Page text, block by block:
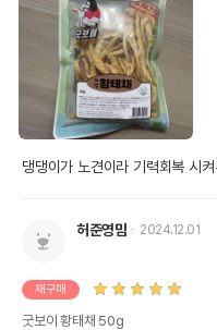
댕댕이가 노견이라 기력회복 시
허준영맘 2024.12.01
재구매
굿보이 황태채 50g